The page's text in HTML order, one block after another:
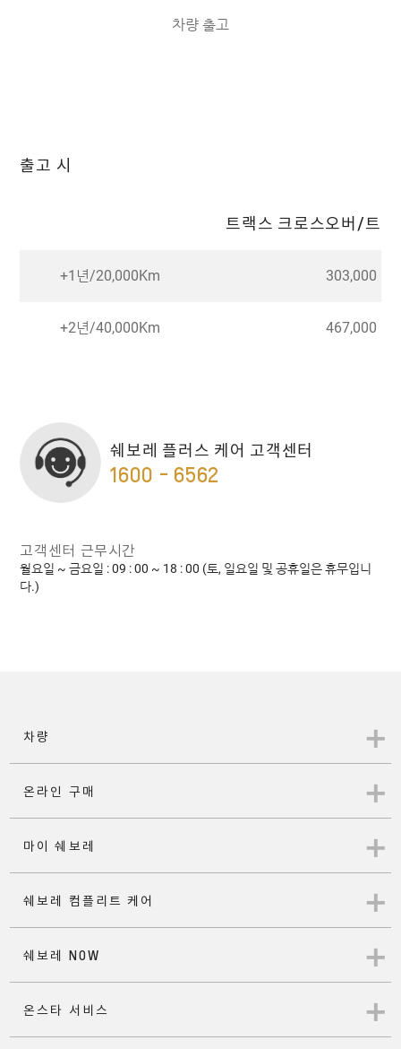
차량 출고
출고 시
+1년/20,000Km
+2년/40,000Km
트랙스 크로스오버/트
303,000
467,000
쉐보레 플러스 케어 고객센터
1600 - 6562
고객센터 근무시간
월요일 ~ 금요일 : 09 : 00 ~ 18 : 00 (토, 일요일 및 공휴일은 휴무입니
다.)